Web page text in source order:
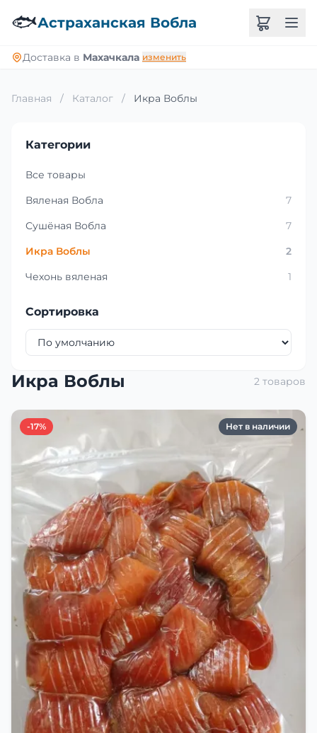
🐟Астраханская Вобла
Доставка в Махачкала изменить
Главная / Каталог / Икра Воблы
Категории
Все товары
Вяленая Вобла
7
Сушёная Вобла
7
Икра Воблы
2
Чехонь вяленая
1
Сортировка
Икра Воблы 2 товаров
-17% Нет в наличии